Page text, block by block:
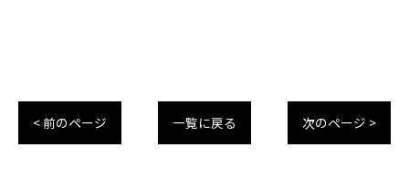
< 前のページ 一覧に戻る 次のページ >